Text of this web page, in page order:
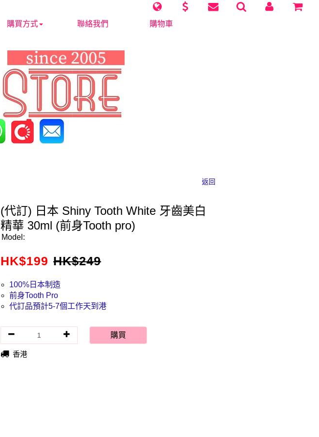
購買方式 聯絡我們 購物車
返回
(代訂) 日本 Shiny Tooth White 牙齒美白
精華 30ml (前身Tooth pro)
Model:
HK$199 HK$249
100%日本制造
前身Tooth Pro
代訂品預計5-7個工作天到港
購買
香港